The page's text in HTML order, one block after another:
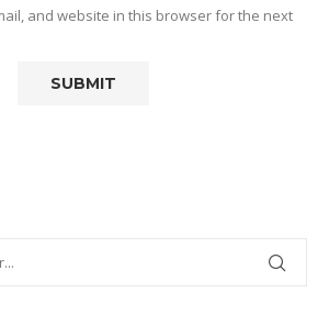
and website in this browser for the next